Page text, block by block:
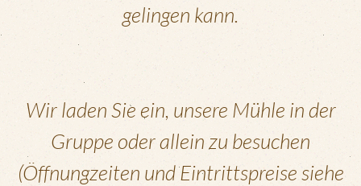
gelingen kann.
Wir laden Sie ein, unsere Mühle in der
Gruppe oder allein zu besuchen
(Öffnungzeiten und Eintrittspreise siehe